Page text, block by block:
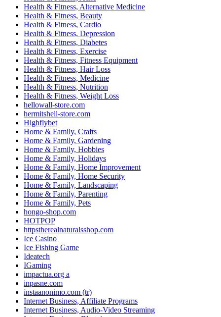
Health & Fitness, Alternative Medicine
Health & Fitness, Beauty
Health & Fitness, Cardio
Health & Fitness, Depression
Health & Fitness, Diabetes
Health & Fitness, Exercise
Health & Fitness, Fitness Equipment
Health & Fitness, Hair Loss
Health & Fitness, Medicine
Health & Fitness, Nutrition
Health & Fitness, Weight Loss
hellowall-store.com
hermitshell-store.com
Highflybet
Home & Family, Crafts
Home & Family, Gardening
Home & Family, Hobbies
Home & Family, Holidays
Home & Family, Home Improvement
Home & Family, Home Security
Home & Family, Landscaping
Home & Family, Parenting
Home & Family, Pets
hongo-shop.com
HOTPOP
httpstherealnaturalsshop.com
Ice Casino
Ice Fishing Game
Ideatech
IGaming
impactua.org a
inpasne.com
instaanonimo.com (tr)
Internet Business, Affiliate Programs
Internet Business, Audio-Video Streaming